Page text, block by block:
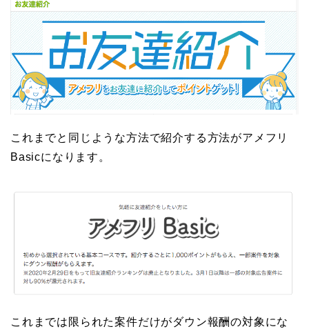
これまでと同じような方法で紹介する方法がアメフリ
Basicになります。
これまでは限られた案件だけがダウン報酬の対象にな